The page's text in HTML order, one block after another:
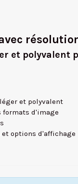
et polyvalent
et polyvalent
formats d'image
options d'affichage